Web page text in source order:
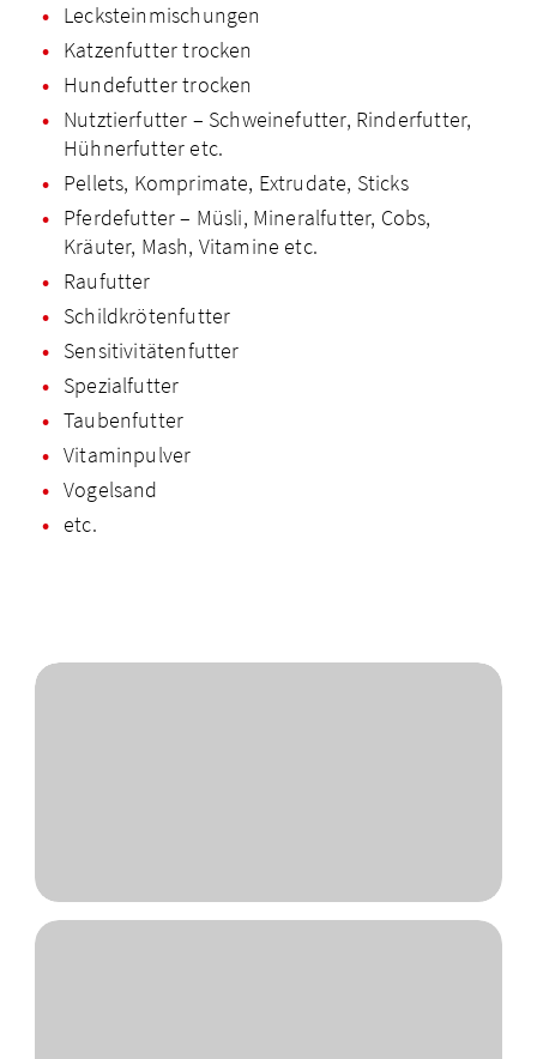
Lecksteinmischungen
Katzenfutter trocken
Hundefutter trocken
Nutztierfutter – Schweinefutter, Rinderfutter,
Hühnerfutter etc.
Pellets, Komprimate, Extrudate, Sticks
Pferdefutter – Müsli, Mineralfutter, Cobs,
Kräuter, Mash, Vitamine etc.
Raufutter
Schildkrötenfutter
Sensitivitätenfutter
Spezialfutter
Taubenfutter
Vitaminpulver
Vogelsand
etc.